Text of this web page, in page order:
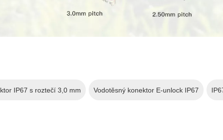
IP67 s roztečí 3,0 mm Vodotěsný konektor E-unlock IP67